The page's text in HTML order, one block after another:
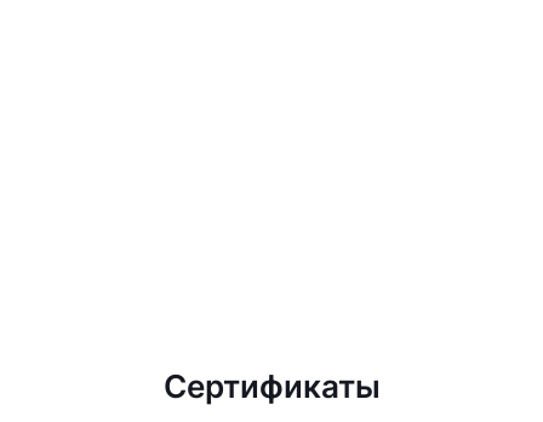
Сертификаты